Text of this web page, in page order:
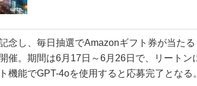
念し、毎日抽選でAmazonギフト券が当た
催。期間は6月17日～6月26日で、リートン
機能でGPT-4oを使用すると応募完了となる。